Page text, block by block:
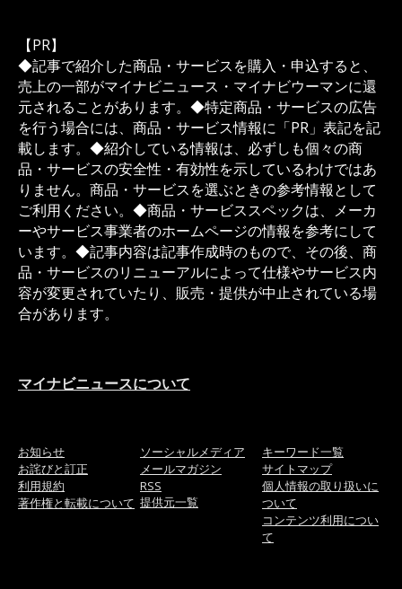
【PR】
◆記事で紹介した商品・サービスを購入・申込すると、
売上の一部がマイナビニュース・マイナビウーマンに還
元されることがあります。◆特定商品・サービスの広告
を行う場合には、商品・サービス情報に「PR」表記を記
載します。◆紹介している情報は、必ずしも個々の商
品・サービスの安全性・有効性を示しているわけではあ
りません。商品・サービスを選ぶときの参考情報として
ご利用ください。◆商品・サービススペックは、メーカ
ーやサービス事業者のホームページの情報を参考にして
います。◆記事内容は記事作成時のもので、その後、商
品・サービスのリニューアルによって仕様やサービス内
容が変更されていたり、販売・提供が中止されている場
合があります。
マイナビニュースについて
お知らせ
お詫びと訂正
利用規約
著作権と転載について
ソーシャルメディア
メールマガジン
RSS
提供元一覧
キーワード一覧
サイトマップ
個人情報の取り扱いに
ついて
コンテンツ利用につい
て